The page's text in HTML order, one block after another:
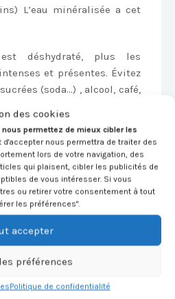
des cookies
permettez de mieux cibler les
d'accepter nous permettra de traiter des
lors de votre navigation, des
qui plaisent, cibler les publicités de
de vous intéresser. Si vous
ou retirer votre consentement à tout
les préférences".
accepter
préférences
Politique de confidentialité
L’eau minéralisée a cet
déshydraté, plus les
et présentes. Évitez
(soda…) , alcool, café,
alcalinisants (légumes,
les aliments riches
les poissons gras (saumon,
les crustacés et les huiles
été sollicités, apportez
pour une meilleure
fibres et pour éviter toute